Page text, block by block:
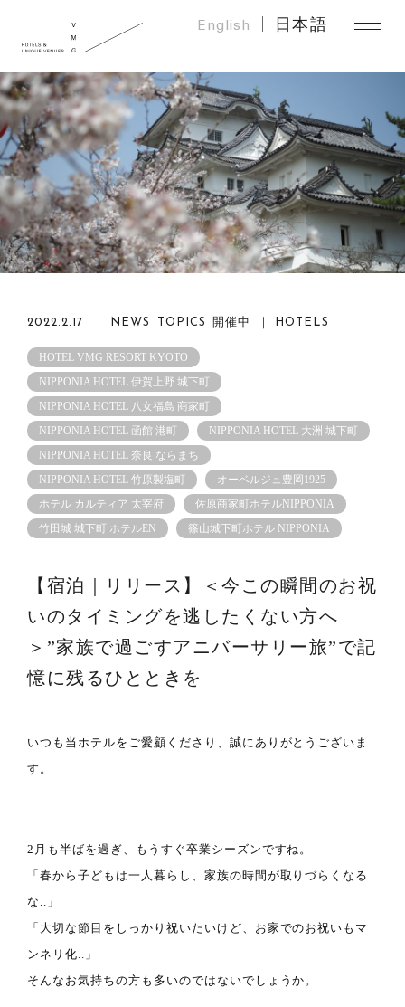
English 日本語
2022.2.17 NEWS TOPICS 開催中 ｜ HOTELS
HOTEL VMG RESORT KYOTO
NIPPONIA HOTEL 伊賀上野 城下町
NIPPONIA HOTEL 八女福島 商家町
NIPPONIA HOTEL 函館 港町
NIPPONIA HOTEL 大洲 城下町
NIPPONIA HOTEL 奈良 ならまち
NIPPONIA HOTEL 竹原製塩町
オーベルジュ豊岡1925
ホテル カルティア 太宰府
佐原商家町ホテルNIPPONIA
竹田城 城下町 ホテルEN
篠⼭城下町ホテル NIPPONIA
【宿泊｜リリース】＜今この瞬間のお祝
いのタイミングを逃したくない方へ
＞”家族で過ごすアニバーサリー旅”で記
憶に残るひとときを
いつも当ホテルをご愛顧くださり、誠にありがとうございま
す。
2月も半ばを過ぎ、もうすぐ卒業シーズンですね。
「春から子どもは一人暮らし、家族の時間が取りづらくなる
な..」
「大切な節目をしっかり祝いたいけど、お家でのお祝いもマ
ンネリ化..」
そんなお気持ちの方も多いのではないでしょうか。